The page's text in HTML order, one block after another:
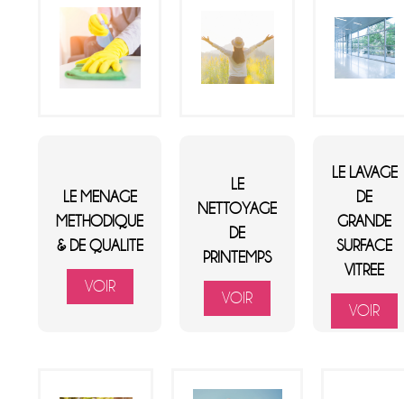
LE MENAGE
METHODIQUE
& DE QUALITE
VOIR
LE
NETTOYAGE
DE
PRINTEMPS
VOIR
LE LAVAGE
DE
GRANDE
SURFACE
VITREE
VOIR